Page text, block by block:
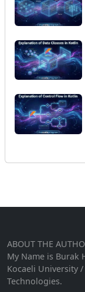
ABOUT THE
My Name is Burak
Kocaeli University
Technologies.